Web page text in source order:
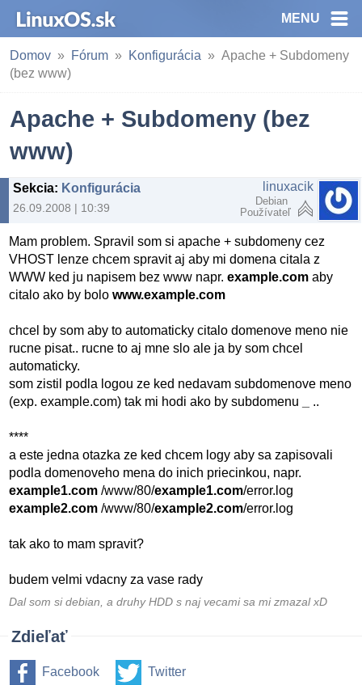
MENU
Domov Fórum Konfigurácia
Apache + Subdomeny
(bez www)
Apache + Subdomeny (bez
www)
Sekcia: Konfigurácia
26.09.2008 | 10:39
linuxacik
Debian
Používateľ
Mam problem. Spravil som si apache + subdomeny cez
VHOST lenze chcem spravit aj aby mi domena citala z
WWW ked ju napisem bez www napr.example.com aby
citalo ako by bolowww.example.com
chcel by som aby to automaticky citalo domenove meno nie
rucne pisat.. rucne to aj mne slo ale ja by som chcel
automaticky.
som zistil podla logou ze ked nedavam subdomenove meno
(exp. example.com) tak mi hodi ako by subdomenu
..
****
a este jedna otazka ze ked chcem logy aby sa zapisovali
podla domenoveho mena do inich priecinkou, napr.
example1.com /www/80/example1.com/error.log
example2.com /www/80/example2.com/error.log
tak ako to mam spravit?
budem velmi vdacny za vase rady
Dal som si debian, a druhy HDD s naj vecami sa mi zmazal xD
Zdieľať
Facebook Twitter